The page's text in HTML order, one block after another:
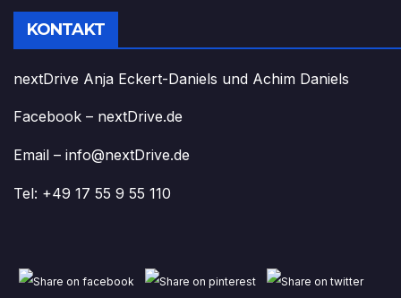
KONTAKT
nextDrive Anja Eckert-Daniels und Achim Daniels
Facebook – nextDrive.de
Email – info@nextDrive.de
Tel: +49 17 55 9 55 110